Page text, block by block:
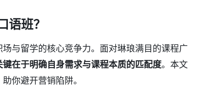
语班？
与留学的核心竞争力。面对琳琅满目的课程广
键在于明确自身需求与课程本质的匹配度。本文
你避开营销陷阱。